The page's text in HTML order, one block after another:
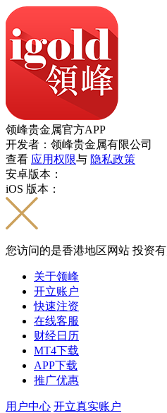
领峰贵金属官方APP
开发者：领峰贵金属有限公司
查看 应用权限与 隐私政策
安卓版本：
iOS 版本：
您访问的是香港地区网站 投资
关于领峰
开立账户
快速注资
在线客服
财经日历
MT4下载
APP下载
推广优惠
用户中心 开立真实账户